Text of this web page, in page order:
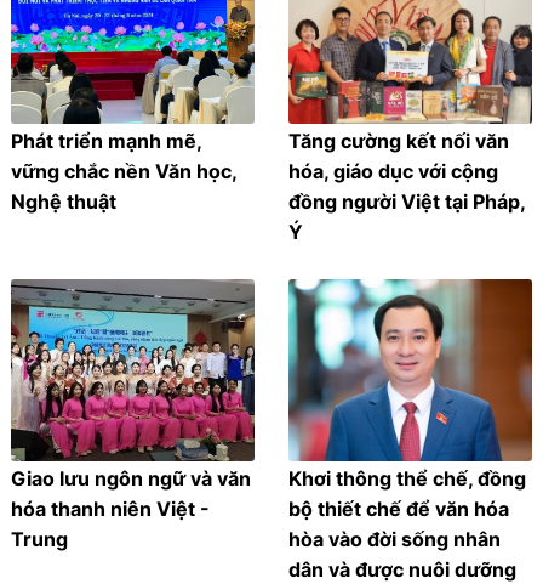
Phát triển mạnh mẽ,
vững chắc nền Văn học,
Nghệ thuật
Tăng cường kết nối văn
hóa, giáo dục với cộng
đồng người Việt tại Pháp,
Ý
Giao lưu ngôn ngữ và văn
hóa thanh niên Việt -
Trung
Khơi thông thể chế, đồng
bộ thiết chế để văn hóa
hòa vào đời sống nhân
dân và được nuôi dưỡng